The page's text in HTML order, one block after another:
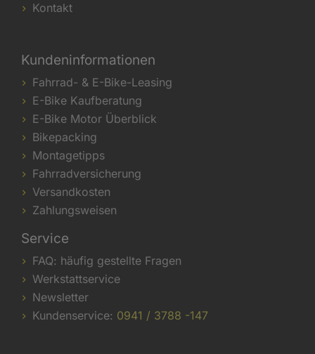
Kontakt
Kundeninformationen
Fahrrad- & E-Bike-Leasing
E-Bike Kaufberatung
E-Bike Motor Überblick
Bikepacking
Montagetipps
Fahrradversicherung
Versandkosten
Zahlungsweisen
Service
FAQ: häufig gestellte Fragen
Werkstattservice
Newsletter
Kundenservice: 0941 / 3788 -147